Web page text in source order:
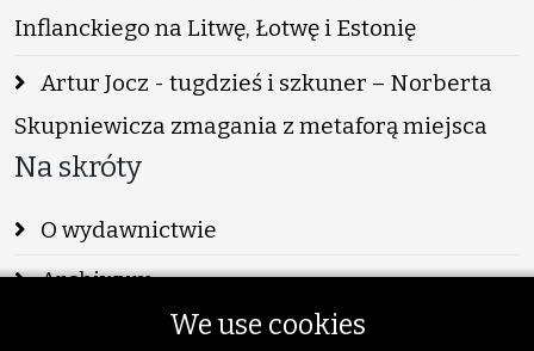
Inflanckiego na Litwę, Łotwę i Estonię
Artur Jocz - tugdzieś i szkuner – Norberta
Skupniewicza zmagania z metaforą miejsca
Na skróty
O wydawnictwie
Archiwum
We use cookies